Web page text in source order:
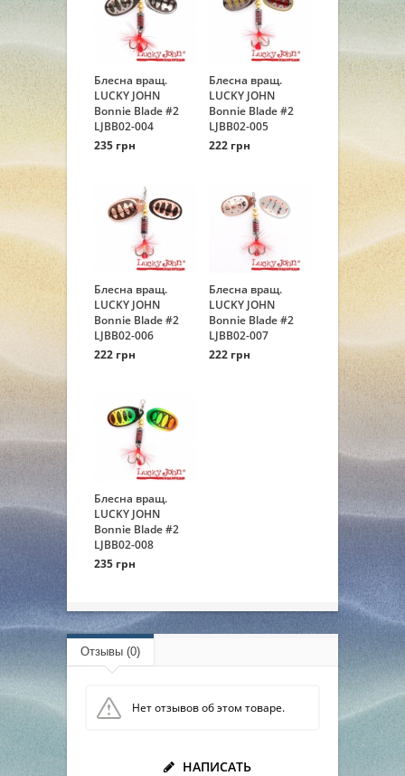
Блесна вращ.
LUCKY JOHN
Bonnie Blade #2
LJBB02-004
235 грн
Блесна вращ.
LUCKY JOHN
Bonnie Blade #2
LJBB02-005
222 грн
Блесна вращ.
LUCKY JOHN
Bonnie Blade #2
LJBB02-006
222 грн
Блесна вращ.
LUCKY JOHN
Bonnie Blade #2
LJBB02-007
222 грн
Блесна вращ.
LUCKY JOHN
Bonnie Blade #2
LJBB02-008
235 грн
Отзывы (0)
Нет отзывов об этом товаре.
НАПИСАТЬ